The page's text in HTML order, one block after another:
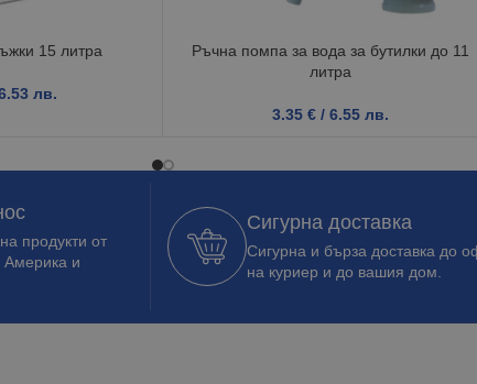
15 литра
лв.
Ръчна помпа за вода за бутилки до 11
литра
3.35 € / 6.55 лв.
продукти от
Америка и
Сигурна доставка
Сигурна и бърза доставка до
на куриер и до вашия дом.